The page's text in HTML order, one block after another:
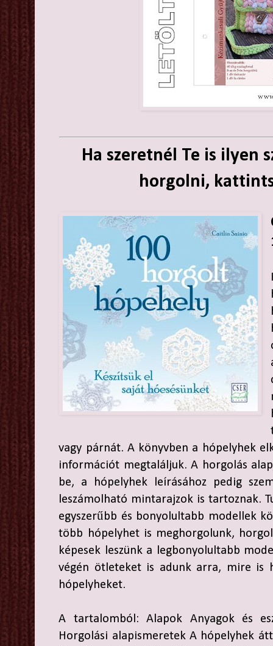
Ha szeretnél Te is ilyen
horgolni,
vagy párnát. A könyvben a hópelyhek
információt megtaláljuk. A horgolás
be, a hópelyhek leírásához pedig
leszámolható mintarajzok is tartoznak.
egyszerűbb és bonyolultabb modellek
több hópelyhet is meghorgolunk,
képesek leszünk a legbonyolultabb
végén ötleteket is adunk arra, mire is
hópelyheket.
A tartalomból: Alapok Anyagok és
Horgolási alapismeretek A hópelyhek